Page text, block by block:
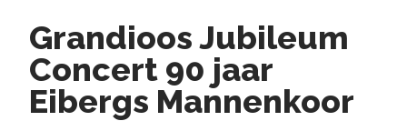
Grandioos Jubileum
Concert 90 jaar
Eibergs Mannenkoor